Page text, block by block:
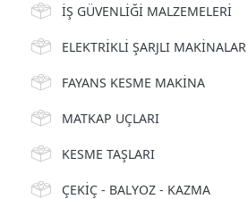
İŞ GÜVENLİĞİ MALZEMELERİ
ELEKTRİKLİ ŞARJLI MAKİNALAR
FAYANS KESME MAKİNA
MATKAP UÇLARI
KESME TAŞLARI
ÇEKİÇ - BALYOZ - KAZMA